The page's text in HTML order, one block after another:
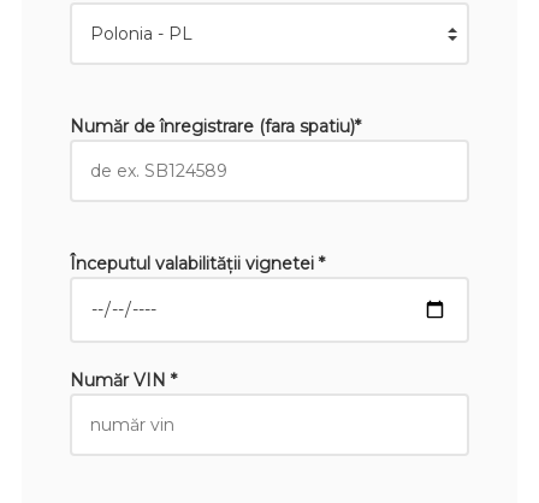
Număr de înregistrare (fara spatiu)*
Începutul valabilităţii vignetei *
Număr VIN *